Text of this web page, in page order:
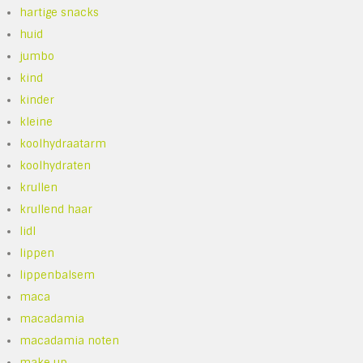
hartige snacks
huid
jumbo
kind
kinder
kleine
koolhydraatarm
koolhydraten
krullen
krullend haar
lidl
lippen
lippenbalsem
maca
macadamia
macadamia noten